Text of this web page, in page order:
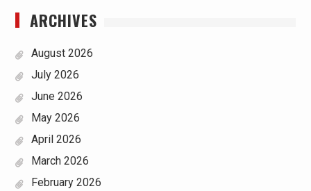
ARCHIVES
August 2026
July 2026
June 2026
May 2026
April 2026
March 2026
February 2026